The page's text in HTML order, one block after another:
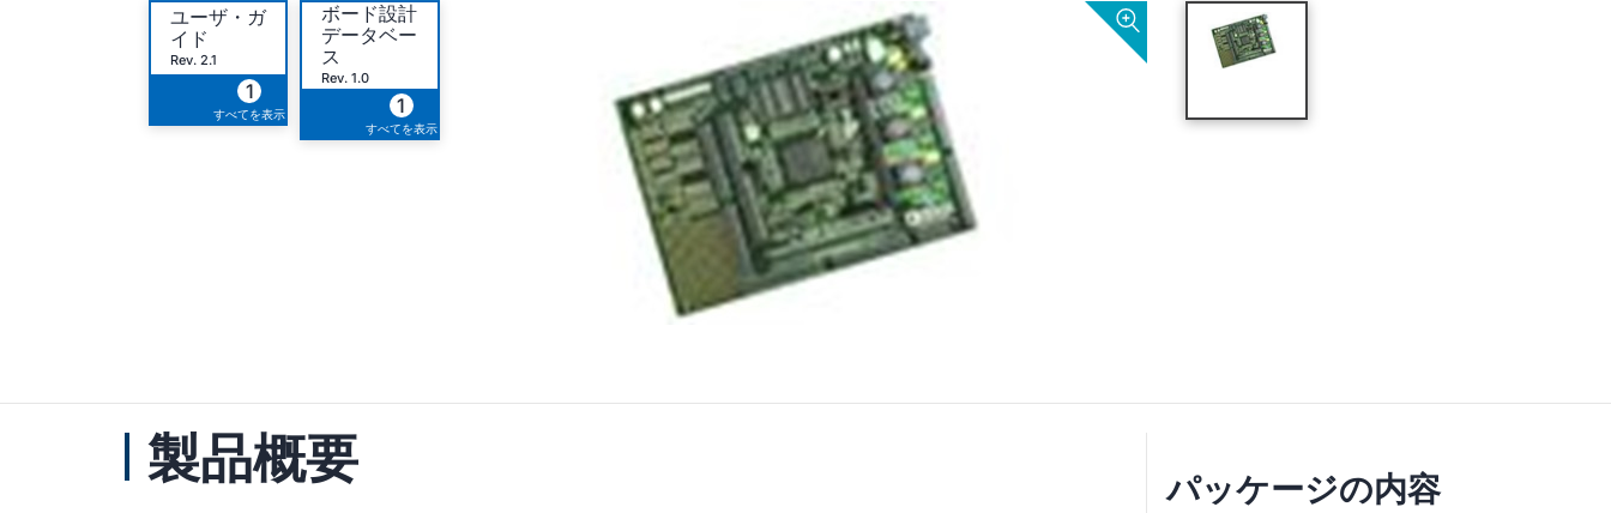
ユーザ・ガ
イド
Rev. 2.1
1
すべてを表示
ボード設計
データベー
ス
Rev. 1.0
1
すべてを表示
製品概要
パッケージの内容